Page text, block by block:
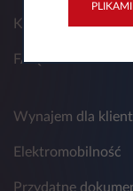
Kontakt
FAQ
Wynajem dla
Elektromobilność
Przydatne